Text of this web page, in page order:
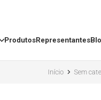
ProdutosRepresentantes
Início Sem